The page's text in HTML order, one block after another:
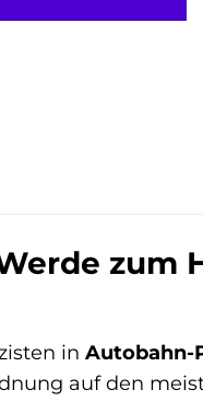
zum
in Autobahn-
auf den